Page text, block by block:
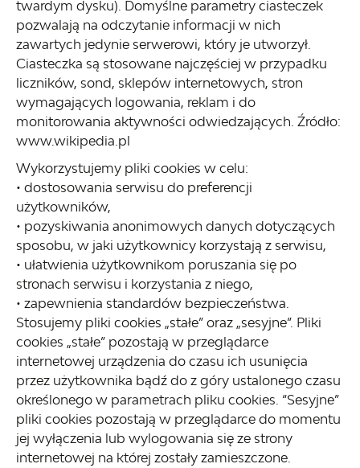
twardym dysku). Domyślne parametry ciasteczek
pozwalają na odczytanie informacji w nich
zawartych jedynie serwerowi, który je utworzył.
Ciasteczka są stosowane najczęściej w przypadku
liczników, sond, sklepów internetowych, stron
wymagających logowania, reklam i do
monitorowania aktywności odwiedzających. Źródło:
www.wikipedia.pl
Wykorzystujemy pliki cookies w celu:
• dostosowania serwisu do preferencji
użytkowników,
• pozyskiwania anonimowych danych dotyczących
sposobu, w jaki użytkownicy korzystają z serwisu,
• ułatwienia użytkownikom poruszania się po
stronach serwisu i korzystania z niego,
• zapewnienia standardów bezpieczeństwa.
Stosujemy pliki cookies „stałe” oraz „sesyjne”. Pliki
cookies „stałe” pozostają w przeglądarce
internetowej urządzenia do czasu ich usunięcia
przez użytkownika bądź do z góry ustalonego czasu
określonego w parametrach pliku cookies. “Sesyjne”
pliki cookies pozostają w przeglądarce do momentu
jej wyłączenia lub wylogowania się ze strony
internetowej na której zostały zamieszczone.